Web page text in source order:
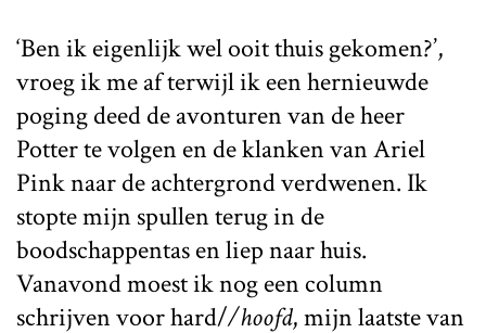
‘Ben ik eigenlijk wel ooit thuis gekomen?’,
vroeg ik me af terwijl ik een hernieuwde
poging deed de avonturen van de heer
Potter te volgen en de klanken van Ariel
Pink naar de achtergrond verdwenen. Ik
stopte mijn spullen terug in de
boodschappentas en liep naar huis.
Vanavond moest ik nog een column
schrijven voor hard//hoofd, mijn laatste van